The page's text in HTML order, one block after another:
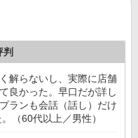
解らないし、実際に店舗
良かった。早口だが詳し
ランも会話（話し）だけ
（60代以上／男性）